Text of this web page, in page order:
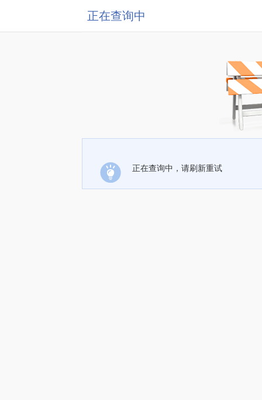
正在查询中
正在查询中，请刷新重试